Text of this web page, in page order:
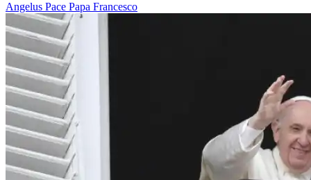
Angelus Pace Papa Francesco